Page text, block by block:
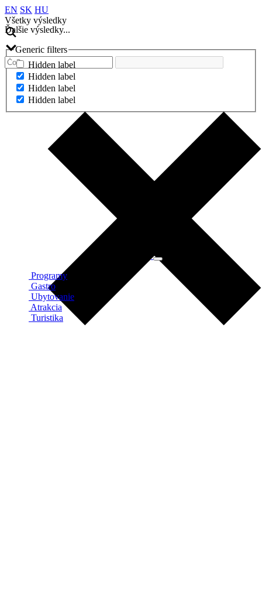
EN SK HU
Všetky výsledky
Ďalšie výsledky...
Generic filters
Hidden label
Hidden label
Hidden label
Hidden label
Programy
Gastro
Ubytovanie
Atrakcia
Turistika